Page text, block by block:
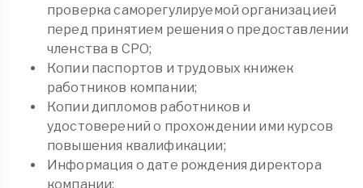
проверка саморегулируемой организацией
перед принятием решения о предоставлении
членства в СРО;
Копии паспортов и трудовых книжек
работников компании;
Копии дипломов работников и
удостоверений о прохождении ими курсов
повышения квалификации;
Информация о дате рождения директора
компании;